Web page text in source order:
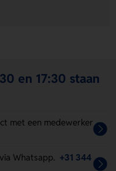
en 17:30 staan
met een medewerker
Whatsapp. +31 344